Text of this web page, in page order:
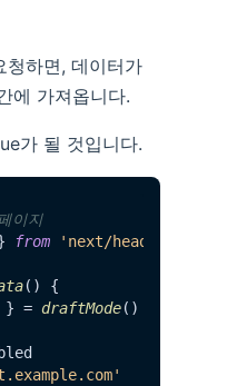
청하면, 데이터가
에 가져옵니다.
가 될 것입니다.
이지
from 'next/headers'
( ) {
} = draftMode()